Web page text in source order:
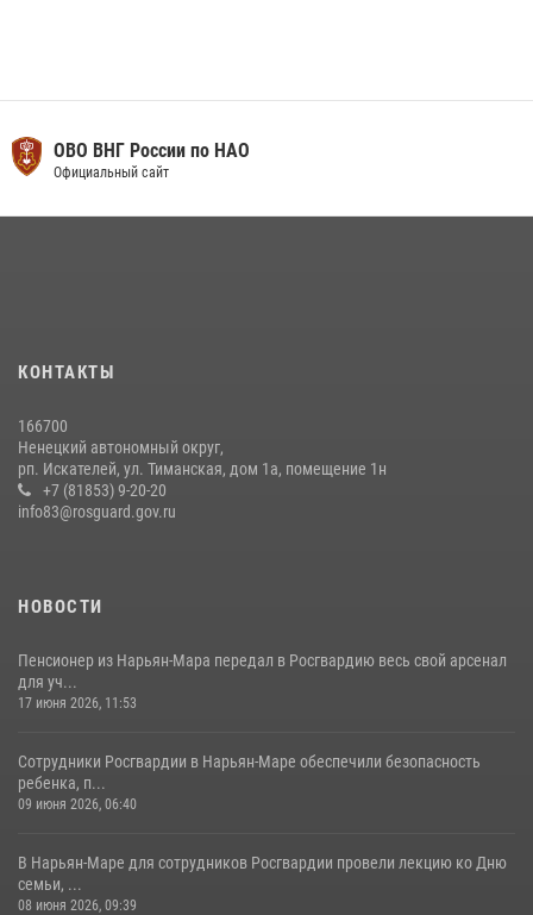
ОВО ВНГ России по НАО
Официальный сайт
КОНТАКТЫ
166700
Ненецкий автономный округ,
рп. Искателей, ул. Тиманская, дом 1а, помещение 1н
+7 (81853) 9-20-20
info83@rosguard.gov.ru
НОВОСТИ
Пенсионер из Нарьян-Мара передал в Росгвардию весь свой арсенал
для уч...
17 июня 2026, 11:53
Сотрудники Росгвардии в Нарьян-Маре обеспечили безопасность
ребенка, п...
09 июня 2026, 06:40
В Нарьян-Маре для сотрудников Росгвардии провели лекцию ко Дню
семьи, ...
08 июня 2026, 09:39